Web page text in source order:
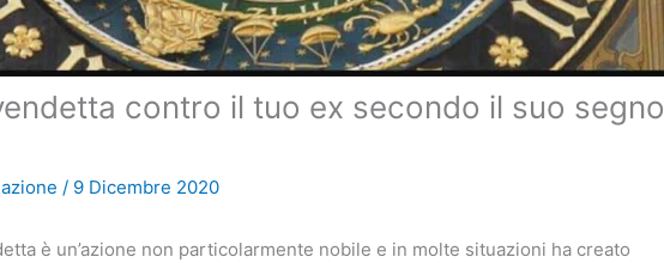
contro il tuo ex secondo il suo segno
/ 9 Dicembre 2020
è un’azione non particolarmente nobile e in molte situazioni ha creato